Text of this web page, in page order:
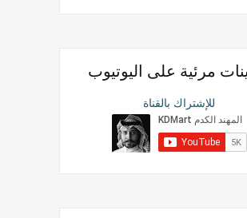
مرئية على اليوتيوب
للإشتراك بالقناة